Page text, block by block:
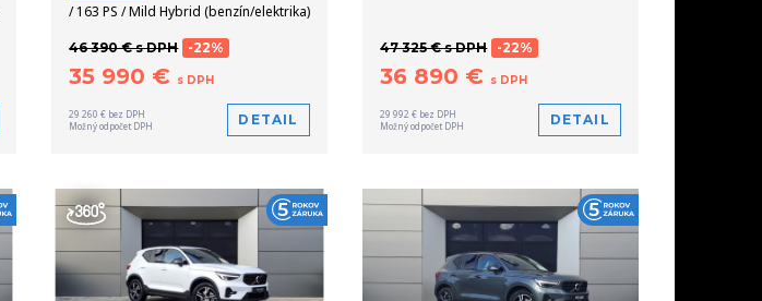
/ 163 PS / Mild Hybrid (benzín/elektrika)
46 390 € s DPH -22%
35 990 € s DPH
29 260 € bez DPH
Možný odpočet DPH
DETAIL
47 325 € s DPH -22%
36 890 € s DPH
29 992 € bez DPH
Možný odpočet DPH
DETAIL